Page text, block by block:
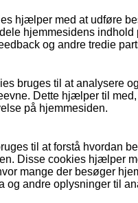
hjælper med at udføre
hjemmesidens indhold
og andre tredie
bruges til at analysere
Dette hjælper til
på hjemmesiden.
til at forstå hvordan
Disse cookies hjælper
mange der besøger
og andre oplysninger til